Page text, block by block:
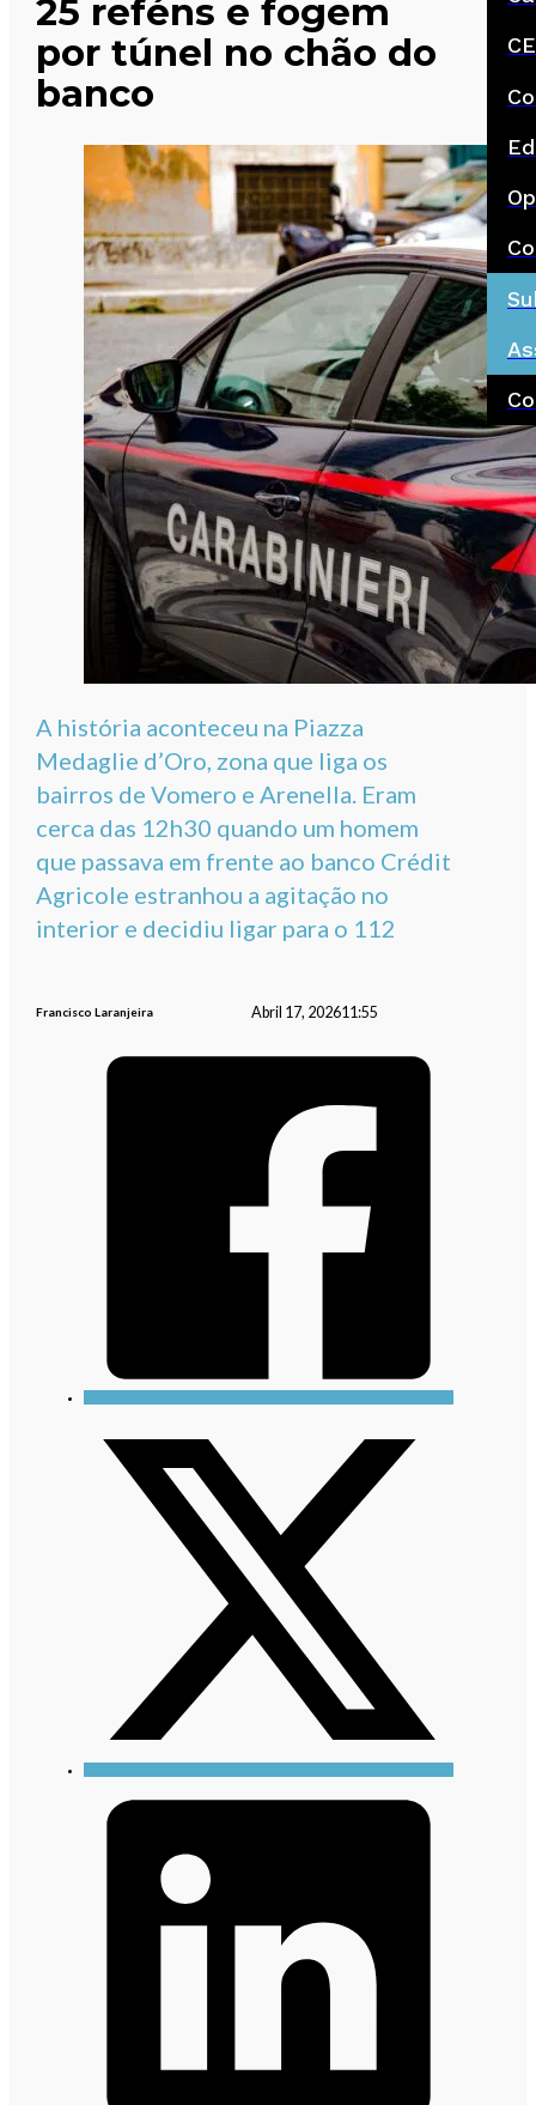
25 reféns e fogem
por túnel no chão do
banco
A história aconteceu na Piazza
Medaglie d’Oro, zona que liga os
bairros de Vomero e Arenella. Eram
cerca das 12h30 quando um homem
que passava em frente ao banco Crédit
Agricole estranhou a agitação no
interior e decidiu ligar para o 112
Francisco Laranjeira Abril 17, 202611:55